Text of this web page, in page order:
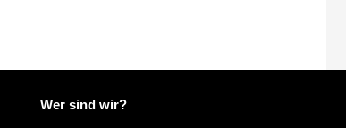
Weitere Informationen zu Mailo
Wer sind wir?